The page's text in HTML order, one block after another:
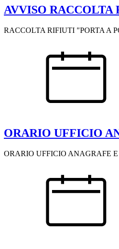
AVVISO RACCOLTA
RACCOLTA RIFIUTI "PORTA A
ORARIO UFFICIO
ORARIO UFFICIO ANAGRAFE